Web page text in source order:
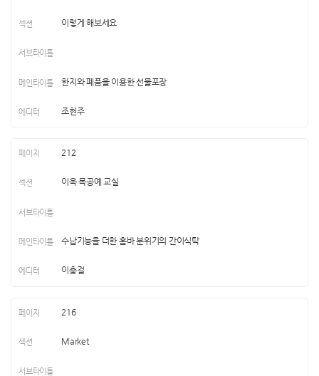
이렇게 해보세요
한지와 폐품을 이용한 선물포장
조현주
212
이욱 목공예 교실
수납기능을 더한 홈바 분위기의 간이식탁
이충걸
216
Market